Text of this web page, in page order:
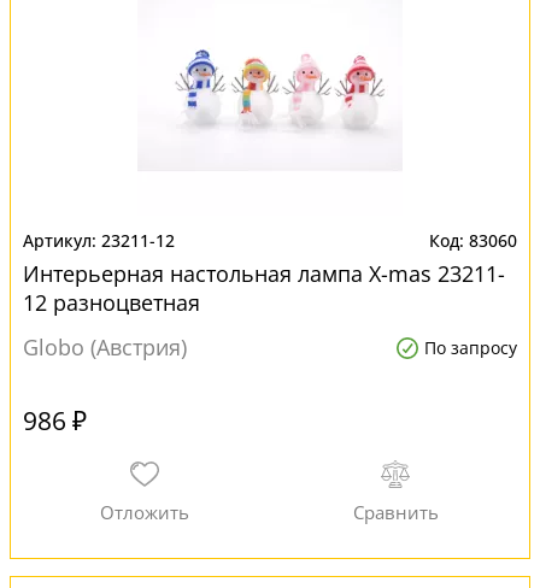
23211-12 83060
Интерьерная настольная лампа X-mas 23211-
12 разноцветная
Globo (Австрия)
По запросу
986 ₽